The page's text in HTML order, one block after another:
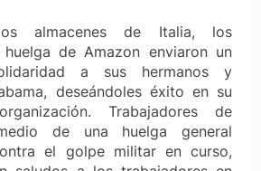
almacenes de Italia, los
de Amazon enviaron un
a sus hermanos y
deseándoles éxito en su
Trabajadores de
de una huelga general
el golpe militar en curso,